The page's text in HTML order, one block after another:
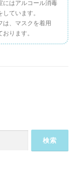
にはアルコール消毒
ています。
は、マスクを着用
ります。